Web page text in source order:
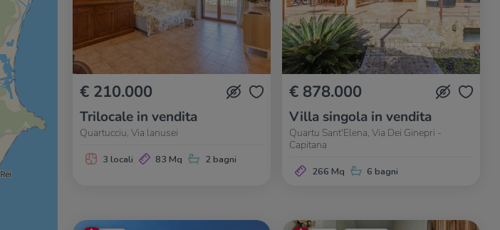
€ 210.000
Trilocale in vendita
Quartucciu, Via lanusei
3 locali 83 Mq 2 bagni
€ 878.000
Villa singola in vendita
Quartu Sant'Elena, Via Dei Ginepri -
Capitana
266 Mq 6 bagni